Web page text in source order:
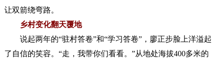
让双箭绕弯路。
乡村变化翻天覆地
说起两年的“驻村答卷”和“学习答卷”，廖正步脸上洋溢起
了自信的笑容。“走，我带你们看看。”从地处海拔400多米的